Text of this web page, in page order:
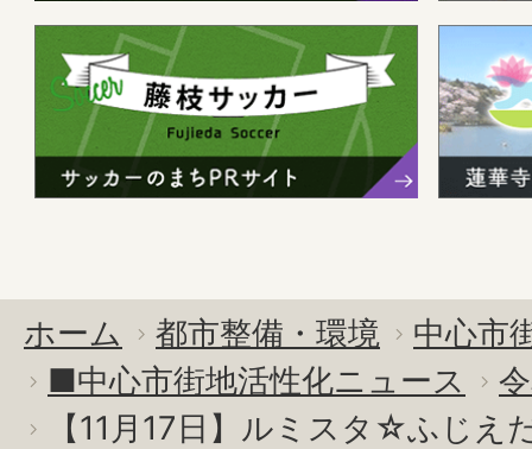
ホーム 都市整備・環境
中心市
■中心市街地活性化ニュース
【11月17日】ルミスタ☆ふじえ